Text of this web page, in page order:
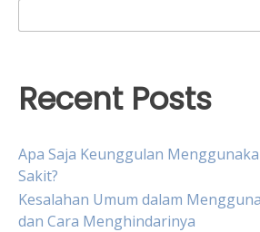
Recent Posts
Apa Saja Keunggulan
Sakit?
Kesalahan Umum dalam
dan Cara Menghindarinya